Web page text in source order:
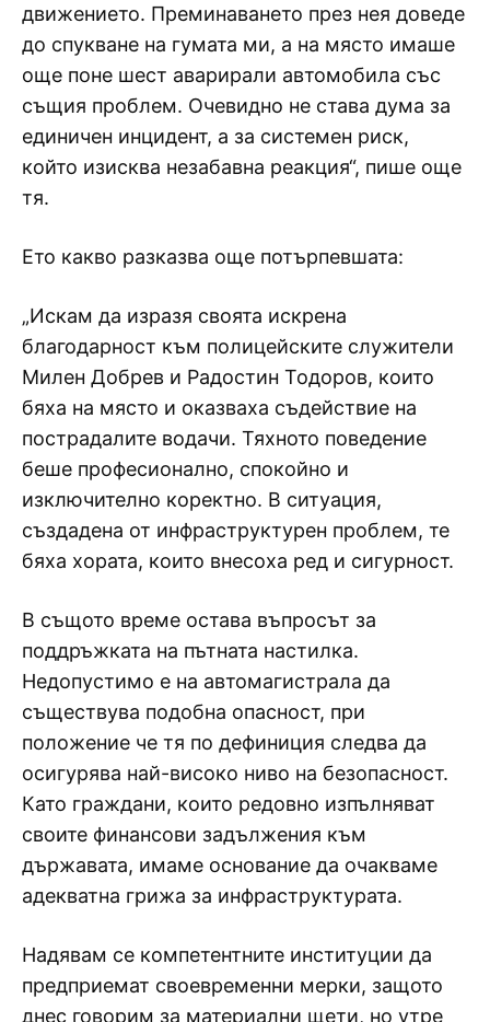
движението. Преминаването през нея доведе
до спукване на гумата ми, а на място имаше
още поне шест аварирали автомобила със
същия проблем. Очевидно не става дума за
единичен инцидент, а за системен риск,
който изисква незабавна реакция“, пише още
тя.
Ето какво разказва още потърпевшата:
„Искам да изразя своята искрена
благодарност към полицейските служители
Милен Добрев и Радостин Тодоров, които
бяха на място и оказваха съдействие на
пострадалите водачи. Тяхното поведение
беше професионално, спокойно и
изключително коректно. В ситуация,
създадена от инфраструктурен проблем, те
бяха хората, които внесоха ред и сигурност.
В същото време остава въпросът за
поддръжката на пътната настилка.
Недопустимо е на автомагистрала да
съществува подобна опасност, при
положение че тя по дефиниция следва да
осигурява най-високо ниво на безопасност.
Като граждани, които редовно изпълняват
своите финансови задължения към
държавата, имаме основание да очакваме
адекватна грижа за инфраструктурата.
Надявам се компетентните институции да
предприемат своевременни мерки, защото
днес говорим за материални щети, но утре